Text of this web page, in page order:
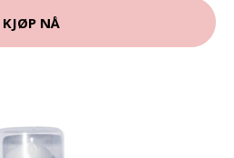
KJØP NÅ